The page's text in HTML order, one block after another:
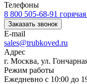
Телефоны
8 800 505-68-91
Заказать звонок
E-mail
sales@trubkoved.ru
Адрес
г. Москва, ул.
Режим работы
Ежедневно с 10:00 до